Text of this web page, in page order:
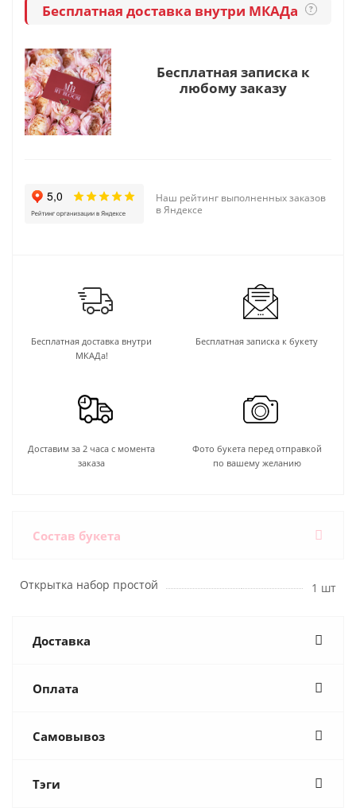
Бесплатная доставка внутри МКАДа ?
Бесплатная записка к
любому заказу
Наш рейтинг выполненных заказов
в Яндексе
Бесплатная доставка внутри
МКАДа!
Бесплатная записка к букету
Доставим за 2 часа с момента
заказа
Фото букета перед отправкой
по вашему желанию
Состав букета
Открытка набор простой 1 шт
Доставка
Оплата
Самовывоз
Тэги